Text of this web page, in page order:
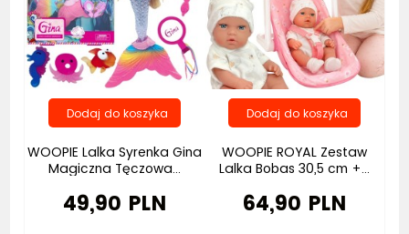
WOOPIE Lalka Syrenka Gina
Magiczna Tęczowa...
49,90 PLN
WOOPIE ROYAL Zestaw
Lalka Bobas 30,5 cm +...
64,90 PLN